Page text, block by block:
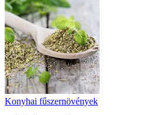
Konyhai fűszernövények